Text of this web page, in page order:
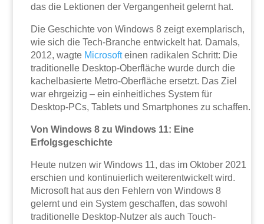
das die Lektionen der Vergangenheit gelernt hat.
Die Geschichte von Windows 8 zeigt exemplarisch,
wie sich die Tech-Branche entwickelt hat. Damals,
2012, wagte Microsofteinen radikalen Schritt: Die
traditionelle Desktop-Oberfläche wurde durch die
kachelbasierte Metro-Oberfläche ersetzt. Das Ziel
war ehrgeizig – ein einheitliches System für
Desktop-PCs, Tablets und Smartphones zu schaffen.
Von Windows 8 zu Windows 11: Eine
Erfolgsgeschichte
Heute nutzen wir Windows 11, das im Oktober 2021
erschien und kontinuierlich weiterentwickelt wird.
Microsoft hat aus den Fehlern von Windows 8
gelernt und ein System geschaffen, das sowohl
traditionelle Desktop-Nutzer als auch Touch-